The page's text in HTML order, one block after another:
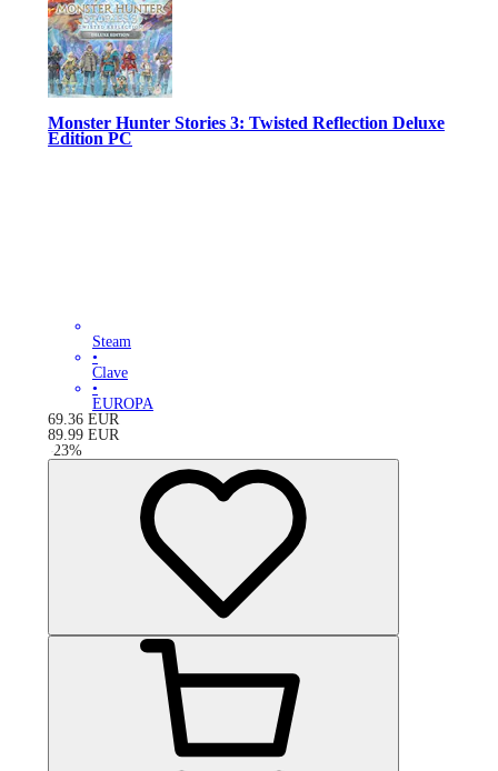
Monster Hunter Stories 3: Twisted Reflection Deluxe
Edition PC
Steam
•
Clave
•
EUROPA
69.36 EUR
89.99 EUR
-23%